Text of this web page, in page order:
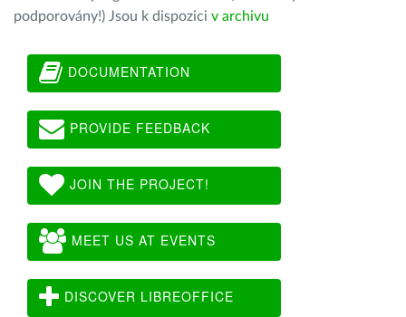
podporovány!) Jsou k dispozici v archivu
DOCUMENTATION
PROVIDE FEEDBACK
JOIN THE PROJECT!
MEET US AT EVENTS
DISCOVER LIBREOFFICE